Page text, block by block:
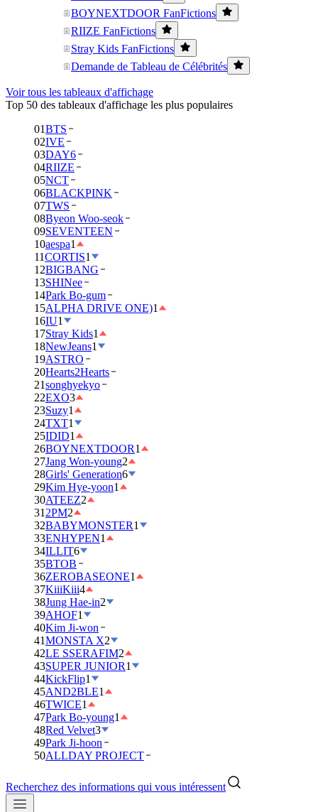
BOYNEXTDOOR FanFictions
RIIZE FanFictions
Stray Kids FanFictions
Demande de Tableau de Célébrités
Voir tous les tableaux d'affichage
Top 50 des tableaux d'affichage les plus populaires
01BTS
02IVE
03DAY6
04RIIZE
05NCT
06BLACKPINK
07TWS
08Byeon Woo-seok
09SEVENTEEN
10aespa1
11CORTIS1
12BIGBANG
13SHINee
14Park Bo-gum
15ALPHA DRIVE ONE)1
16IU1
17Stray Kids1
18NewJeans1
19ASTRO
20Hearts2Hearts
21songhyekyo
22EXO3
23Suzy1
24TXT1
25IDID1
26BOYNEXTDOOR1
27Jang Won-young2
28Girls' Generation6
29Kim Hye-yoon1
30ATEEZ2
31 2PM2
32BABYMONSTER1
33ENHYPEN1
34ILLIT6
35BTOB
36ZEROBASEONE1
37KiiiKiii4
38Jung Hae-in2
39AHOF1
40Kim Ji-won
41MONSTA X2
42LE SSERAFIM2
43SUPER JUNIOR1
44KickFlip1
45AND2BLE1
46TWICE1
47Park Bo-young1
48Red Velvet3
49Park Ji-hoon
50ALLDAY PROJECT
Recherchez des informations qui vous intéressent